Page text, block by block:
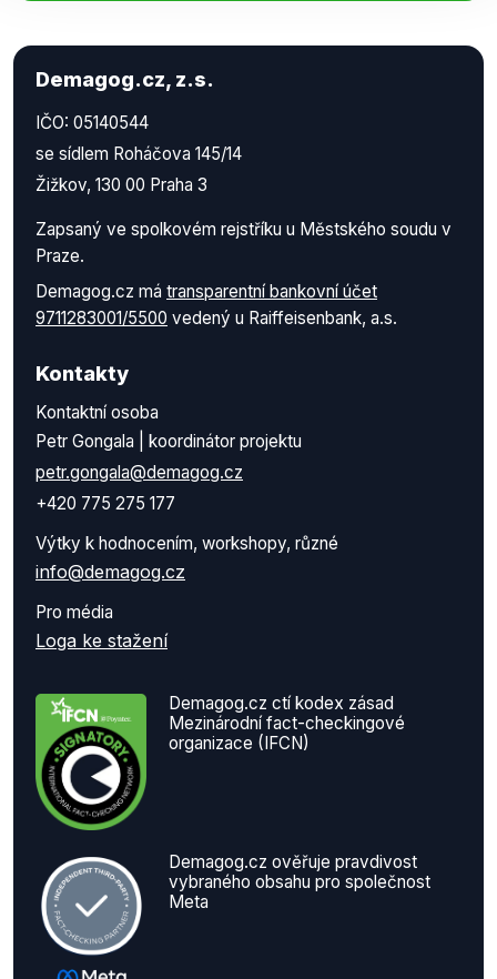
Demagog.cz, z.s.
IČO: 05140544
se sídlem Roháčova 145/14
Žižkov, 130 00 Praha 3
Zapsaný ve spolkovém rejstříku u Městského soudu v
Praze.
Demagog.cz má transparentní bankovní účet
9711283001/5500 vedený u Raiffeisenbank, a.s.
Kontakty
Kontaktní osoba
Petr Gongala | koordinátor projektu
petr.gongala@demagog.cz
+420 775 275 177
Výtky k hodnocením, workshopy, různé
info@demagog.cz
Pro média
Loga ke stažení
Demagog.cz ctí kodex zásad
Mezinárodní fact-checkingové
organizace (IFCN)
Demagog.cz ověřuje pravdivost
vybraného obsahu pro společnost
Meta